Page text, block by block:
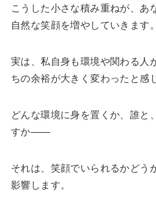
こうした小さな積み重ねが、あ
自然な笑顔を増やしていきます。
実は、私自身も環境や関わる人
ちの余裕が大きく変わったと感
どんな環境に身を置くか、誰と
すか——
それは、笑顔でいられるかどう
影響します。